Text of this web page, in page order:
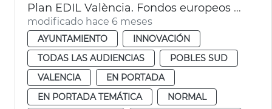
Plan EDIL València. Fondos europeos dana Pobles del Sud
modificado hace 6 meses
AYUNTAMIENTO
INNOVACIÓN
TODAS LAS AUDIENCIAS
POBLES SUD
VALENCIA
EN PORTADA
EN PORTADA TEMÁTICA
NORMAL